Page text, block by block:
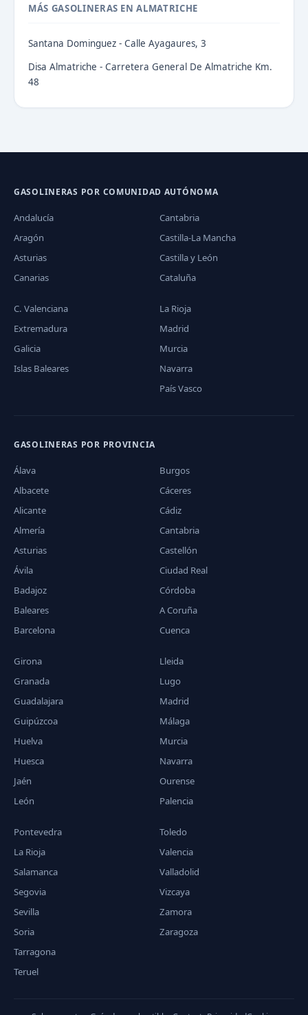
MÁS GASOLINERAS EN ALMATRICHE
Santana Dominguez - Calle Ayagaures, 3
Disa Almatriche - Carretera General De Almatriche Km.
48
GASOLINERAS POR COMUNIDAD AUTÓNOMA
Andalucía
Aragón
Asturias
Canarias
Cantabria
Castilla-La Mancha
Castilla y León
Cataluña
C. Valenciana
Extremadura
Galicia
Islas Baleares
La Rioja
Madrid
Murcia
Navarra
País Vasco
GASOLINERAS POR PROVINCIA
Álava
Albacete
Alicante
Almería
Asturias
Ávila
Badajoz
Baleares
Barcelona
Burgos
Cáceres
Cádiz
Cantabria
Castellón
Ciudad Real
Córdoba
A Coruña
Cuenca
Girona
Granada
Guadalajara
Guipúzcoa
Huelva
Huesca
Jaén
León
Lleida
Lugo
Madrid
Málaga
Murcia
Navarra
Ourense
Palencia
Pontevedra
La Rioja
Salamanca
Segovia
Sevilla
Soria
Tarragona
Teruel
Toledo
Valencia
Valladolid
Vizcaya
Zamora
Zaragoza